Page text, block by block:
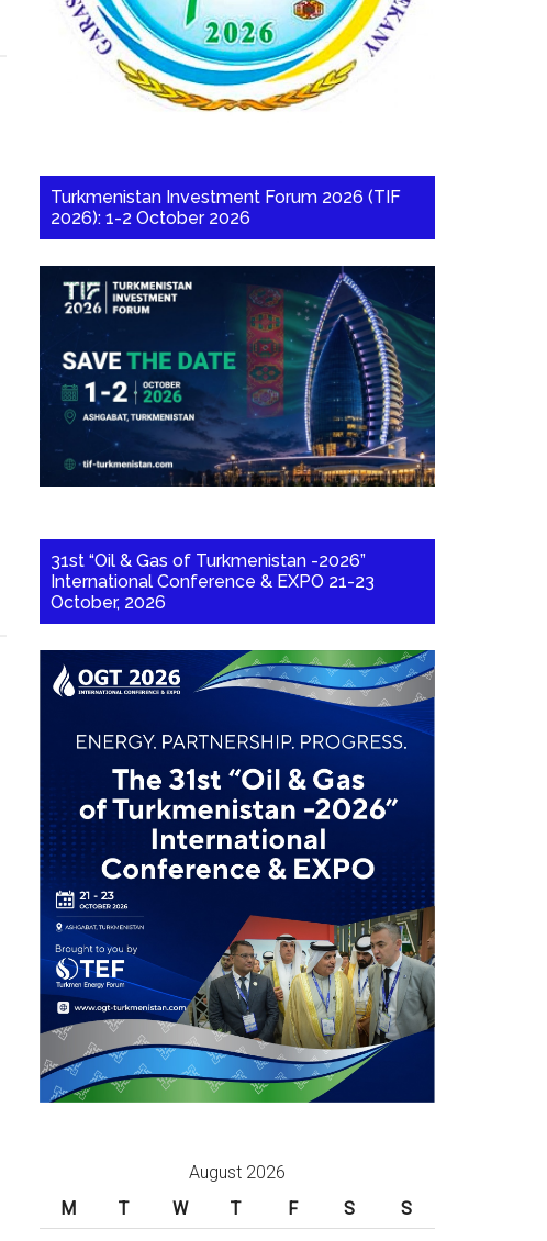
Turkmenistan Investment Forum 2026 (TIF
2026): 1-2 October 2026
31st “Oil & Gas of Turkmenistan -2026”
International Conference & EXPO 21-23
October, 2026
August 2026
M
T W T F S S